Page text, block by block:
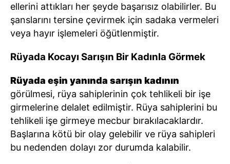
ellerini attıkları her şeyde başarısız olabilirler. Bu
şanslarını tersine çevirmek için sadaka vermeleri
veya hayır işlemeleri öğütlenmiştir.
Rüyada Kocayı Sarışın Bir Kadınla Görmek
Rüyada eşin yanında sarışın kadının
görülmesi, rüya sahiplerinin çok tehlikeli bir işe
girmelerine delalet edilmiştir. Rüya sahiplerini bu
tehlikeli işe girmeye mecbur bırakılacaklardır.
Başlarına kötü bir olay gelebilir ve rüya sahipleri
bu nedenden dolayı zor durumda kalabilir.